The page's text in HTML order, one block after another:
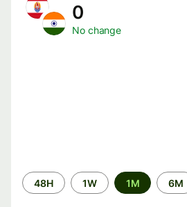
0
No change
Time
period
48H 1W 1M 6M